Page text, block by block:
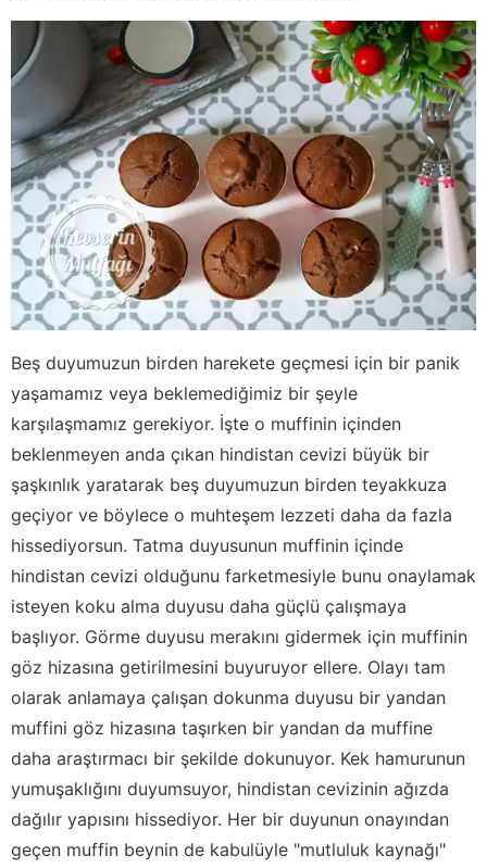
Beş duyumuzun birden harekete geçmesi için bir panik
yaşamamız veya beklemediğimiz bir şeyle
karşılaşmamız gerekiyor. İşte o muffinin içinden
beklenmeyen anda çıkan hindistan cevizi büyük bir
şaşkınlık yaratarak beş duyumuzun birden teyakkuza
geçiyor ve böylece o muhteşem lezzeti daha da fazla
hissediyorsun. Tatma duyusunun muffinin içinde
hindistan cevizi olduğunu farketmesiyle bunu onaylamak
isteyen koku alma duyusu daha güçlü çalışmaya
başlıyor. Görme duyusu merakını gidermek için muffinin
göz hizasına getirilmesini buyuruyor ellere. Olayı tam
olarak anlamaya çalışan dokunma duyusu bir yandan
muffini göz hizasına taşırken bir yandan da muffine
daha araştırmacı bir şekilde dokunuyor. Kek hamurunun
yumuşaklığını duyumsuyor, hindistan cevizinin ağızda
dağılır yapısını hissediyor. Her bir duyunun onayından
geçen muffin beynin de kabulüyle "mutluluk kaynağı"